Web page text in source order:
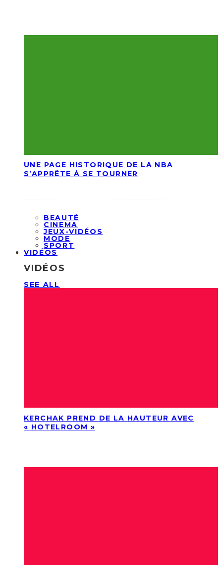
UNE PAGE HISTORIQUE DE LA NBA
S’APPRÊTE À SE TOURNER
BEAUTÉ
CINEMA
JEUX-VIDÉOS
MODE
SPORT
VIDÉOS
VIDÉOS
SEE ALL
KERCHAK PREND DE LA HAUTEUR AVEC
« HOTELROOM »